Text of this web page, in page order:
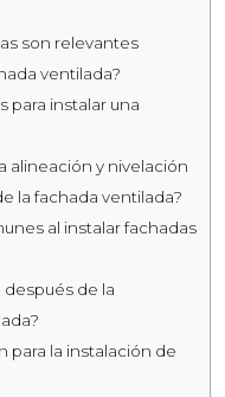
son relevantes
ventilada?
para instalar una
alineación y nivelación
la fachada ventilada?
al instalar fachadas
de la
para la instalación de